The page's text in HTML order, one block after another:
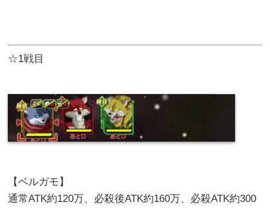
☆1戦目
【ベルガモ】
通常ATK約120万、必殺後ATK約160万、必殺ATK約300